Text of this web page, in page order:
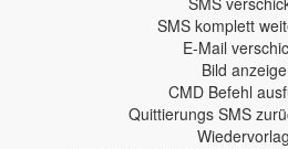
SMS komplett
E-Mail
Bild
CMD Befehl
Quittierungs SMS